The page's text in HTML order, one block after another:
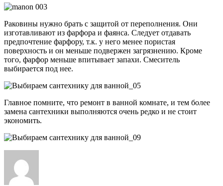
Раковины нужно брать с защитой от переполнения. Они
изготавливают из фарфора и фаянса. Следует отдавать
предпочтение фарфору, т.к. у него менее пористая
поверхность и он меньше подвержен загрязнению. Кроме
того, фарфор меньше впитывает запахи. Смеситель
выбирается под нее.
Главное помните, что ремонт в ванной комнате, и тем более
замена сантехники выполняются очень редко и не стоит
экономить.